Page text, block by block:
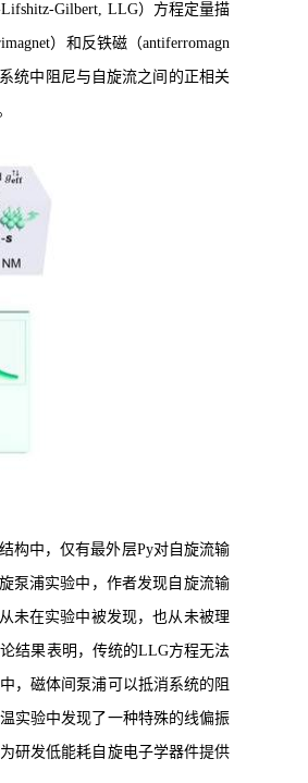
Gilbert, LLG）方程定量描
）和反铁磁（antiferromagn
统中阻尼与自旋流之间的正相关
构中，仅有最外层Py对自旋流输
泵浦实验中，作者发现自旋流输
未在实验中被发现，也从未被理
结果表明，传统的LLG方程无法
，磁体间泵浦可以抵消系统的阻
实验中发现了一种特殊的线偏振
研发低能耗自旋电子学器件提供